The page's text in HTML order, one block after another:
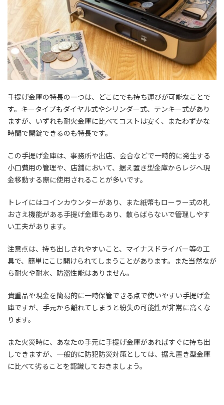
手提げ金庫の特長の一つは、どこにでも持ち運びが可能なことで
す。キータイプもダイヤル式やシリンダー式、テンキー式があり
ますが、いずれも耐火金庫に比べてコストは安く、またわずかな
時間で開錠できるのも特長です。
この手提げ金庫は、事務所や出店、会合などで一時的に発生する
小口費用の管理や、店舗において、据え置き型金庫からレジへ現
金移動する際に使用されることが多いです。
トレイにはコインカウンターがあり、また紙幣もローラー式の札
おさえ機能がある手提げ金庫もあり、散らばらないで管理しやす
い工夫があります。
注意点は、持ち出しされやすいこと、マイナスドライバー等の工
具で、簡単にこじ開けられてしまうことがあります。また当然なが
ら耐火や耐水、防盗性能はありません。
貴重品や現金を簡易的に一時保管できる点で使いやすい手提げ金
庫ですが、手元から離れてしまうと紛失の可能性が非常に高くな
ります。
また火災時に、あなたの手元に手提げ金庫があればすぐに持ち出
しできますが、一般的に防犯防災対策としては、据え置き型金庫
に比べて劣ることを認識しておきましょう。